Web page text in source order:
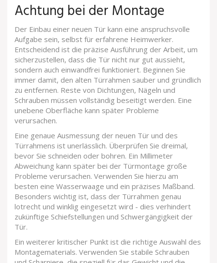
Achtung bei der Montage
Der Einbau einer neuen Tür kann eine anspruchsvolle
Aufgabe sein, selbst für erfahrene Heimwerker.
Entscheidend ist die präzise Ausführung der Arbeit, um
sicherzustellen, dass die Tür nicht nur gut aussieht,
sondern auch einwandfrei funktioniert. Beginnen Sie
immer damit, den alten Türrahmen sauber und gründlich
zu entfernen. Reste von Dichtungen, Nägeln und
Schrauben müssen vollständig beseitigt werden. Eine
unebene Oberfläche kann später Probleme
verursachen.
Eine genaue Ausmessung der neuen Tür und des
Türrahmens ist unerlässlich. Überprüfen Sie dreimal,
bevor Sie schneiden oder bohren. Ein Millimeter
Abweichung kann später bei der Türmontage große
Probleme verursachen. Verwenden Sie hierzu am
besten eine Wasserwaage und ein präzises Maßband.
Besonders wichtig ist, dass der Türrahmen genau
lotrecht und winklig eingesetzt wird - dies verhindert
zukünftige Schiefstellungen und Schwergängigkeit der
Tür.
Ein weiterer kritischer Punkt ist die richtige Auswahl des
Montagematerials. Verwenden Sie stabile Schrauben